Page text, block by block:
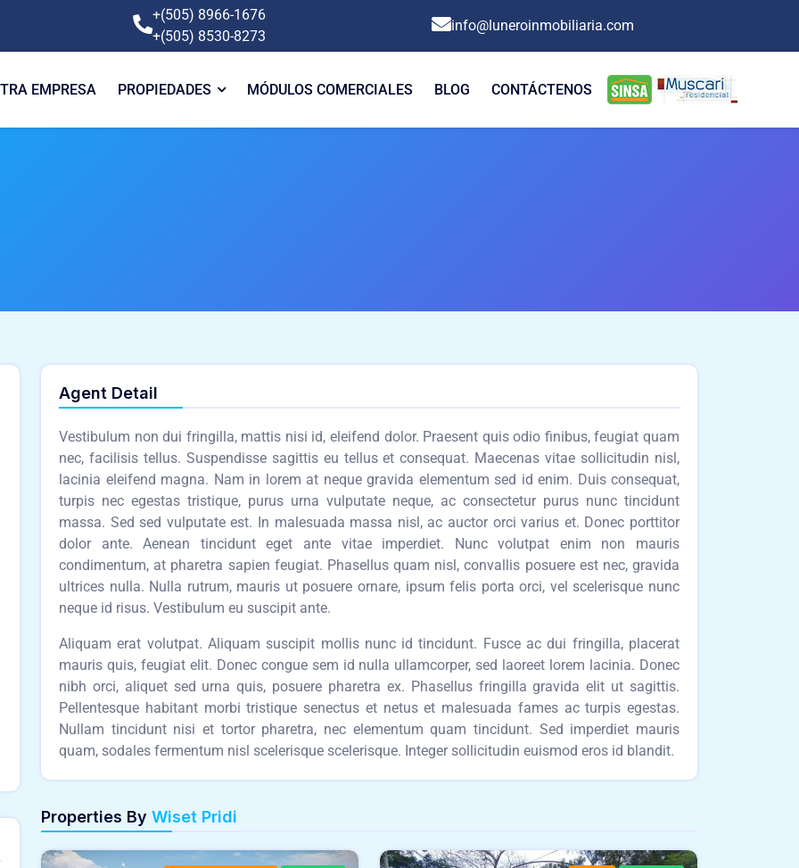
+(505) 8966-1676
+(505) 8530-8273
info@luneroinmobiliaria.com
EMPRESA PROPIEDADES MÓDULOS COMERCIALES BLOG CONTÁCTENOS
Agent Detail
Vestibulum non dui fringilla, mattis nisi id, eleifend dolor. Praesent quis odio finibus, feugiat quam
nec, facilisis tellus. Suspendisse sagittis eu tellus et consequat. Maecenas vitae sollicitudin nisl,
lacinia eleifend magna. Nam in lorem at neque gravida elementum sed id enim. Duis consequat,
turpis nec egestas tristique, purus urna vulputate neque, ac consectetur purus nunc tincidunt
massa. Sed sed vulputate est. In malesuada massa nisl, ac auctor orci varius et. Donec porttitor
dolor ante. Aenean tincidunt eget ante vitae imperdiet. Nunc volutpat enim non mauris
condimentum, at pharetra sapien feugiat. Phasellus quam nisl, convallis posuere est nec, gravida
ultrices nulla. Nulla rutrum, mauris ut posuere ornare, ipsum felis porta orci, vel scelerisque nunc
neque id risus. Vestibulum eu suscipit ante.
Aliquam erat volutpat. Aliquam suscipit mollis nunc id tincidunt. Fusce ac dui fringilla, placerat
mauris quis, feugiat elit. Donec congue sem id nulla ullamcorper, sed laoreet lorem lacinia. Donec
nibh orci, aliquet sed urna quis, posuere pharetra ex. Phasellus fringilla gravida elit ut sagittis.
Pellentesque habitant morbi tristique senectus et netus et malesuada fames ac turpis egestas.
Nullam tincidunt nisi et tortor pharetra, nec elementum quam tincidunt. Sed imperdiet mauris
quam, sodales fermentum nisl scelerisque scelerisque. Integer sollicitudin euismod eros id blandit.
Properties By Wiset Pridi